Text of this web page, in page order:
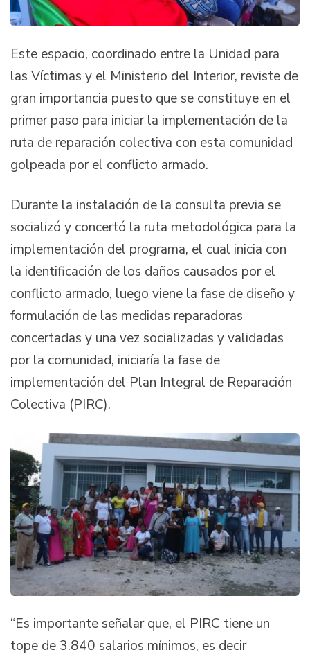
Este espacio, coordinado entre la Unidad para
las Víctimas y el Ministerio del Interior, reviste de
gran importancia puesto que se constituye en el
primer paso para iniciar la implementación de la
ruta de reparación colectiva con esta comunidad
golpeada por el conflicto armado.
Durante la instalación de la consulta previa se
socializó y concertó la ruta metodológica para la
implementación del programa, el cual inicia con
la identificación de los daños causados por el
conflicto armado, luego viene la fase de diseño y
formulación de las medidas reparadoras
concertadas y una vez socializadas y validadas
por la comunidad, iniciaría la fase de
implementación del Plan Integral de Reparación
Colectiva (PIRC).
“Es importante señalar que, el PIRC tiene un
tope de 3.840 salarios mínimos, es decir